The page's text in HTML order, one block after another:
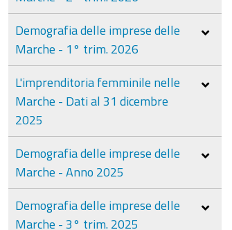
Demografia delle imprese delle
Marche - 1° trim. 2026
L'imprenditoria femminile nelle
Marche - Dati al 31 dicembre
2025
Demografia delle imprese delle
Marche - Anno 2025
Demografia delle imprese delle
Marche - 3° trim. 2025